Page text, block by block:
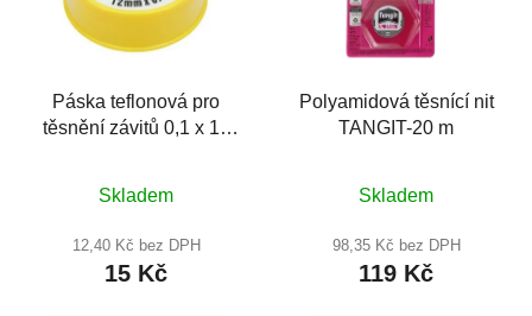
Páska teflonová pro
těsnění závitů 0,1 x 12
hodnocení
produktu
je
Skladem
12,40 Kč bez DPH
15 Kč
Polyamidová těsnící nit
TANGIT-20 m
hodnocení
produktu
je
Skladem
98,35 Kč bez DPH
119 Kč